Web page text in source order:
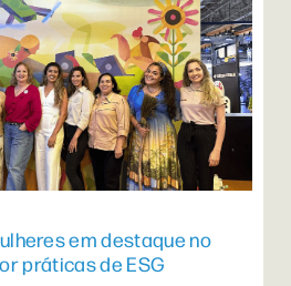
em destaque no
práticas de ESG